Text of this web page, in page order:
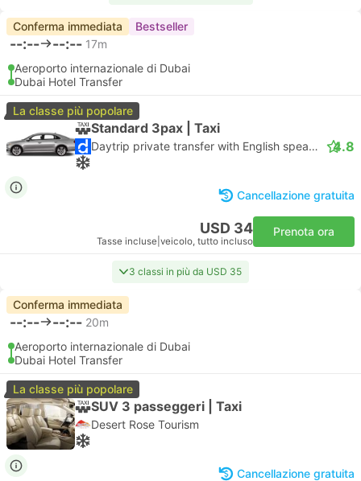
Conferma immediata Bestseller
--:-- --:-- 17m
Aeroporto internazionale di Dubai
Dubai Hotel Transfer
La classe più popolare
Standard 3pax | Taxi
Daytrip private transfer with English speaking driver 4.8
Cancellazione gratuita
USD 34
Tasse incluse veicolo, tutto incluso
Prenota ora
3 classi in più da USD 35
Conferma immediata
--:-- --:-- 20m
Aeroporto internazionale di Dubai
Dubai Hotel Transfer
La classe più popolare
SUV 3 passeggeri | Taxi
Desert Rose Tourism
Cancellazione gratuita